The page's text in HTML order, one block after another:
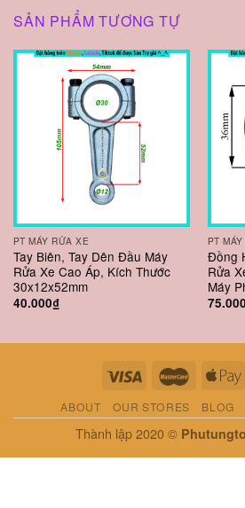
SẢN PHẨM TƯƠNG TỰ
PT MÁY RỬA XE
Tay Biên, Tay Dên Đầu Máy
Rửa Xe Cao Áp, Kích Thước
30x12x52mm
40.000₫
PT
Đồng
Rửa
Máy
75.000
ABOUT OUR STORES BLOG
Thành lập 2020 ©